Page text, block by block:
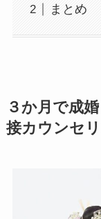
まとめ
３か月で成
接カウンセリ